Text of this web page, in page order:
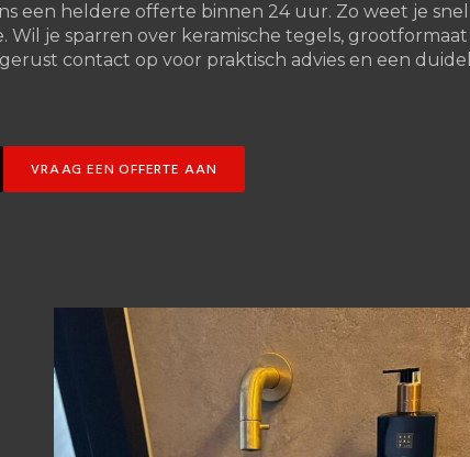
een heldere offerte binnen 24 uur. Zo weet je snel
Wil je sparren over keramische tegels,
contact op voor praktisch advies en een
VRAAG EEN OFFERTE AAN